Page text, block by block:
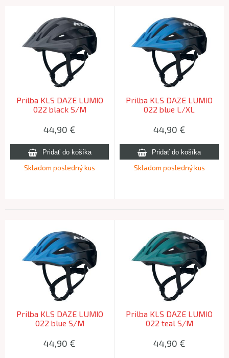
Prilba KLS DAZE LUMIO
022 black S/M
44,90 €
Skladom posledný kus
Prilba KLS DAZE LUMIO
022 blue L/XL
44,90 €
Skladom posledný kus
Prilba KLS DAZE LUMIO
022 blue S/M
44,90 €
Prilba KLS DAZE LUMIO
022 teal S/M
44,90 €